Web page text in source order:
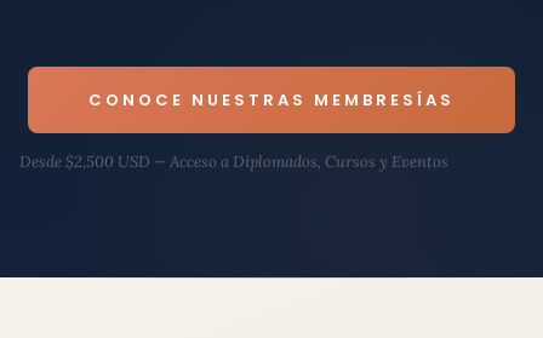
CONOCE NUESTRAS MEMBRESÍAS
Desde $2,500 USD — Acceso a Diplomados, Cursos y Eventos